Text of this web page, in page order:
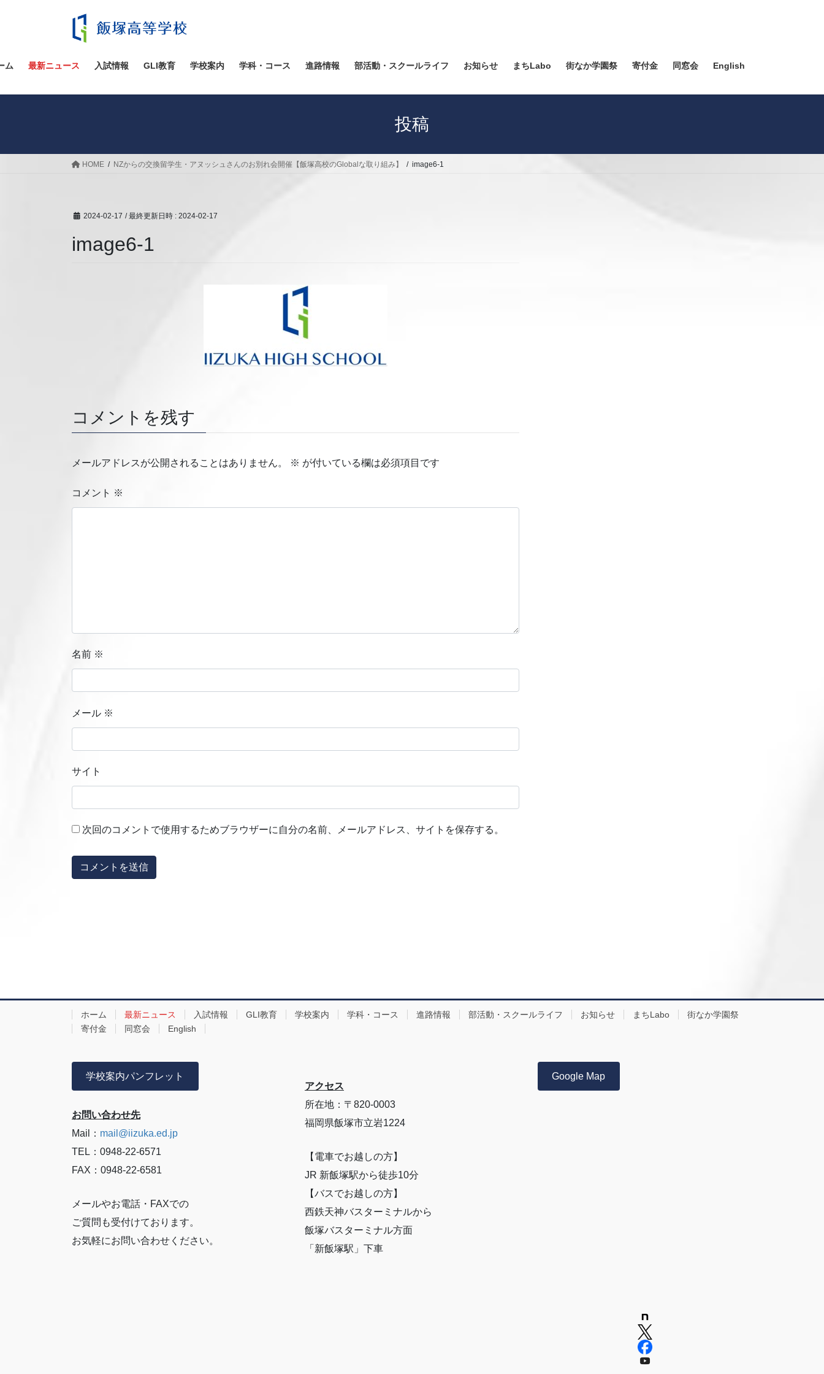
ツ
ス
シ
ン
ム 最新ニュース 入試情報 GLI教育 学校案内 学科・コース 進路情報 部活動・スクールライフ お知らせ まちLabo 街なか学園祭 寄付金 同窓会 English
投稿
HOME NZからの交換留学生・アヌッシュさんのお別れ会開催【飯塚高校のGlobalな取り組み】 image6-1
2024-02-17 / 最終更新日時 : 2024-02-17
image6-1
コメントを残す
メールアドレスが公開されることはありません。 ※ が付いている欄は必須項目です
コメント ※
名前 ※
メール ※
サイト
次回のコメントで使用するためブラウザーに自分の名前、メールアドレス、サイトを保存する。
ホーム 最新ニュース 入試情報 GLI教育 学校案内 学科・コース 進路情報 部活動・スクールライフ お知らせ まちLabo
街なか学園祭
寄付金
同窓会 English
学校案内パンフレット
お問い合わせ先
Mail： mail@iizuka.ed.jp
TEL：0948-22-6571
FAX：0948-22-6581
メールやお電話・FAXでの
ご質問も受付けております。
お気軽にお問い合わせください。
アクセス
所在地：〒820-0003
福岡県飯塚市立岩1224
【電車でお越しの方】
JR 新飯塚駅から徒歩10分
【バスでお越しの方】
西鉄天神バスターミナルから
飯塚バスターミナル方面
「新飯塚駅」下車
Google Map